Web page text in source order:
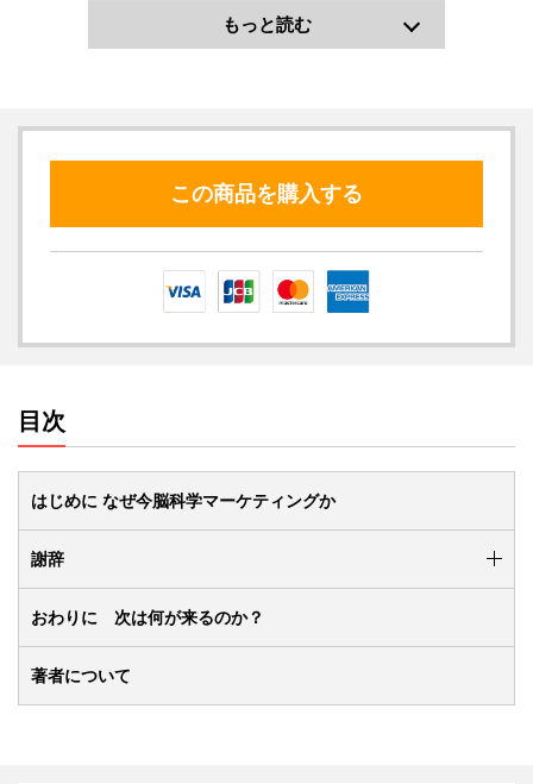
もっと読む
この商品を購入する
目次
はじめに なぜ今脳科学マーケティングか
謝辞
おわりに 次は何が来るのか？
著者について